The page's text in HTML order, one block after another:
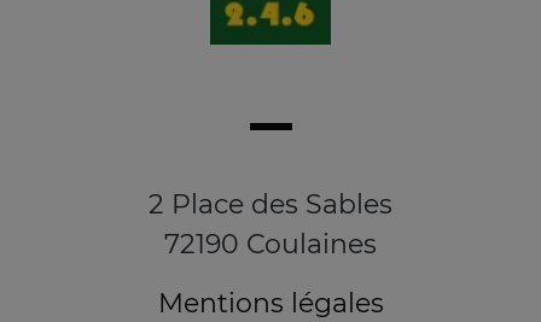
2 Place des Sables
72190 Coulaines
Mentions légales